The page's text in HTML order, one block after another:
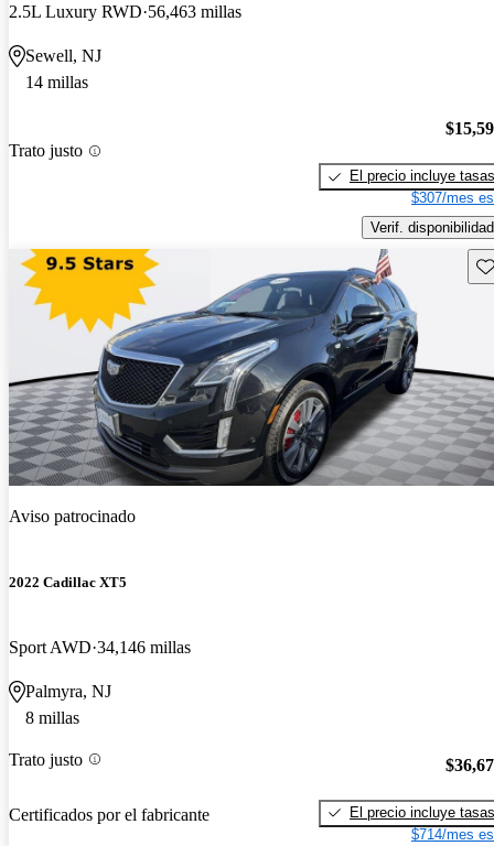
2.5L Luxury RWD 56,463 millas
Sewell, NJ
14 millas
Trato justo
El precio incluye tasas
$307/mes
Verif. disponibilidad
Aviso patrocinado
2022 Cadillac XT5
Sport AWD 34,146 millas
Palmyra, NJ
8 millas
Trato justo
Certificados por el fabricante
El precio incluye tasas
$714/mes